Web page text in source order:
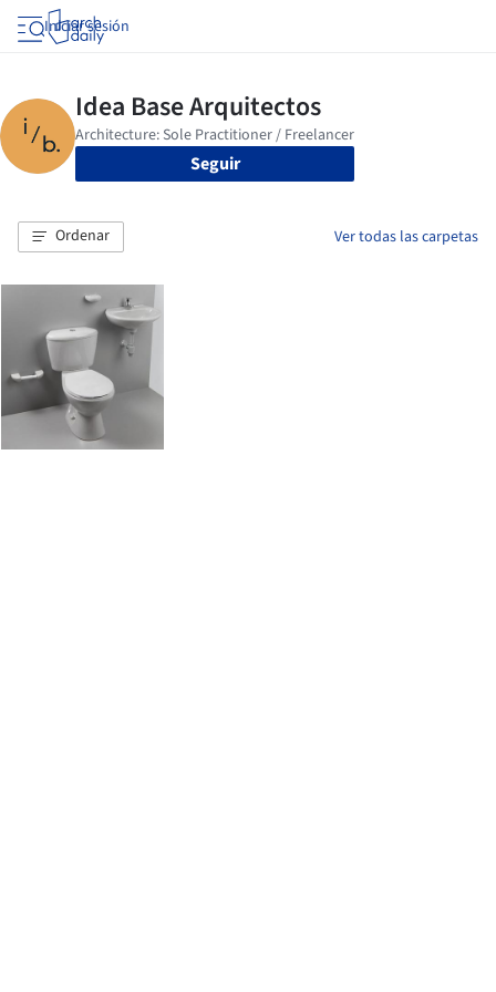
Iniciar sesión
Seguir
Ordenar Ver todas las carpetas